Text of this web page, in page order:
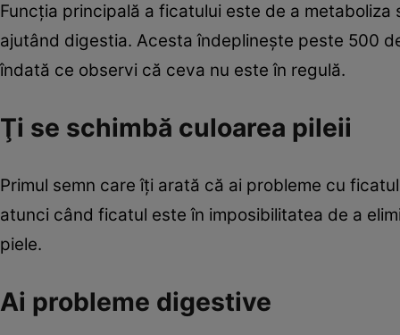
Funcţia principală a ficatului este de a
ajutând digestia. Acesta îndeplineşte peste 500
îndată ce observi că ceva nu este în regulă.
Ţi se schimbă culoarea pileii
Primul semn care îţi arată că ai probleme cu
atunci când ficatul este în imposibilitatea de a
piele.
Ai probleme digestive